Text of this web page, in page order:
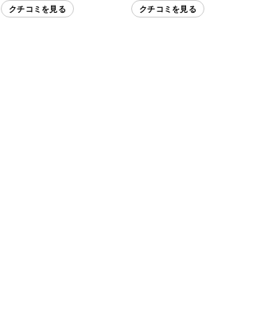
クチコミを見る
クチコミを見る